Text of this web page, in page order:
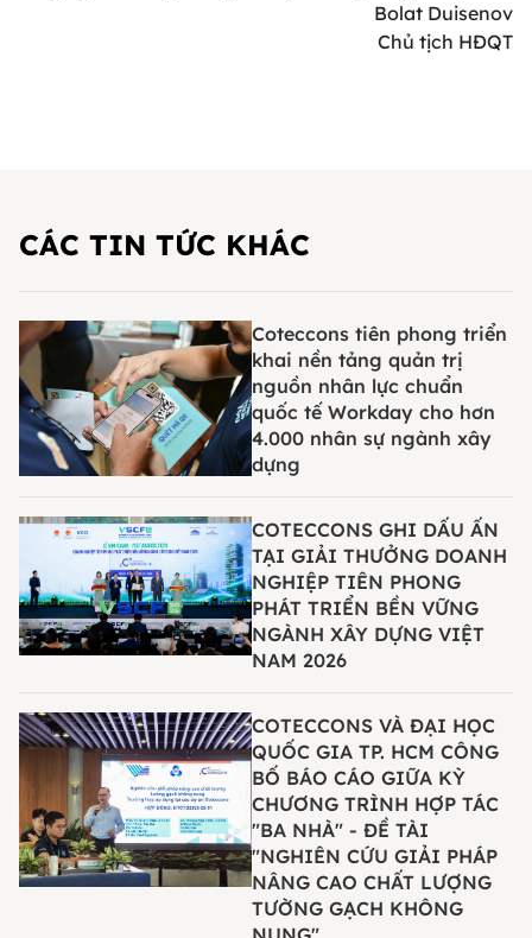
Bolat Duisenov
Chủ tịch HĐQT
CÁC TIN TỨC KHÁC
Coteccons tiên phong triển
khai nền tảng quản trị
nguồn nhân lực chuẩn
quốc tế Workday cho hơn
4.000 nhân sự ngành xây
dựng
COTECCONS GHI DẤU ẤN
TẠI GIẢI THƯỞNG DOANH
NGHIỆP TIÊN PHONG
PHÁT TRIỂN BỀN VỮNG
NGÀNH XÂY DỰNG VIỆT
NAM 2026
COTECCONS VÀ ĐẠI HỌC
QUỐC GIA TP. HCM CÔNG
BỐ BÁO CÁO GIỮA KỲ
CHƯƠNG TRÌNH HỢP TÁC
"BA NHÀ" - ĐỀ TÀI
"NGHIÊN CỨU GIẢI PHÁP
NÂNG CAO CHẤT LƯỢNG
TƯỜNG GẠCH KHÔNG